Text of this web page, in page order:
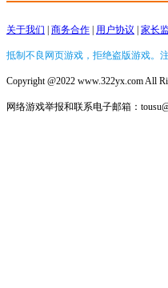
关于我们 | 商务合作 | 用户协议 | 家长
抵制不良网页游戏，拒绝盗版游戏。
Copyright @2022 www.322yx.com All
网络游戏举报和联系电子邮箱：